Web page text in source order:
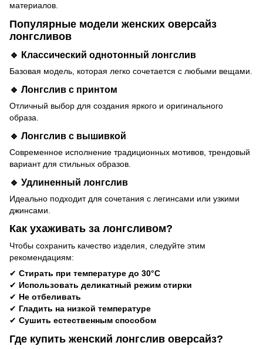
материалов.
Популярные модели женских оверсайз
лонгсливов
🔹 Классический однотонный лонгслив
Базовая модель, которая легко сочетается с любыми вещами.
🔹 Лонгслив с принтом
Отличный выбор для создания яркого и оригинального
образа.
🔹 Лонгслив с вышивкой
Современное исполнение традиционных мотивов, трендовый
вариант для стильных образов.
🔹 Удлиненный лонгслив
Идеально подходит для сочетания с легинсами или узкими
джинсами.
Как ухаживать за лонгсливом?
Чтобы сохранить качество изделия, следуйте этим
рекомендациям:
✔ Стирать при температуре до 30°C
✔ Использовать деликатный режим стирки
✔ Не отбеливать
✔ Гладить на низкой температуре
✔ Сушить естественным способом
Где купить женский лонгслив оверсайз?